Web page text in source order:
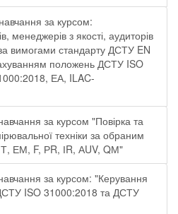
за курсом:
менеджерів з якості, аудиторів
вимогами стандарту ДСТУ EN
положень ДСТУ ISO
ЕА, ILAC-
за курсом "Повірка та
техніки за обраним
ЕМ, F, РR, ІR, АUV, QМ"
за курсом: "Керування
ISO 31000:2018 та ДСТУ